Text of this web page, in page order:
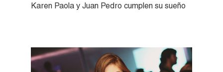
Karen Paola y Juan Pedro cumplen su sueño